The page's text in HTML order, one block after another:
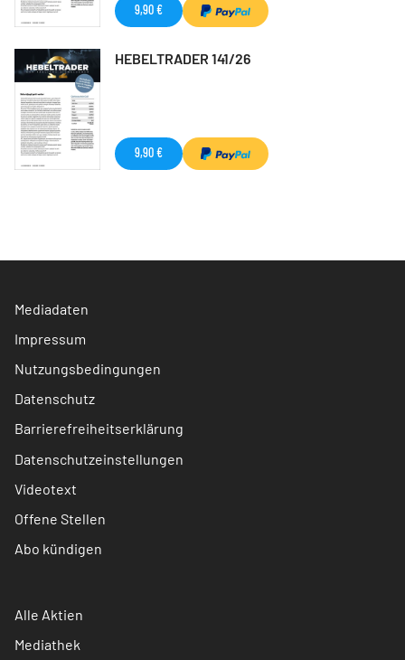
9,90 €
HEBELTRADER 141/26
9,90 €
Mediadaten
Impressum
Nutzungsbedingungen
Datenschutz
Barrierefreiheitserklärung
Datenschutzeinstellungen
Videotext
Offene Stellen
Abo kündigen
Alle Aktien
Mediathek